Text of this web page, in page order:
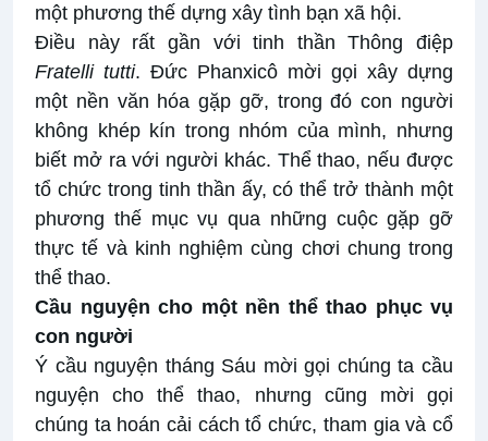
một phương thế dựng xây tình bạn xã hội.
Điều này rất gần với tinh thần Thông điệp
Fratelli tutti. Đức Phanxicô mời gọi xây dựng
một nền văn hóa gặp gỡ, trong đó con người
không khép kín trong nhóm của mình, nhưng
biết mở ra với người khác. Thể thao, nếu được
tổ chức trong tinh thần ấy, có thể trở thành một
phương thế mục vụ qua những cuộc gặp gỡ
thực tế và kinh nghiệm cùng chơi chung trong
thể thao.
Cầu nguyện cho một nền thể thao phục vụ
con người
Ý cầu nguyện tháng Sáu mời gọi chúng ta cầu
nguyện cho thể thao, nhưng cũng mời gọi
chúng ta hoán cải cách tổ chức, tham gia và cổ